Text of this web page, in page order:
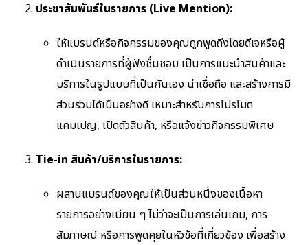
ประชาสัมพันธ์ในรายการ (Live Mention):
ให้แบรนด์หรือกิจกรรมของคุณถูกพูดถึงโดยดีเจหรือผู้
ดำเนินรายการที่ผู้ฟังชื่นชอบ เป็นการแนะนำสินค้าและ
บริการในรูปแบบที่เป็นกันเอง น่าเชื่อถือ และสร้างการมี
ส่วนร่วมได้เป็นอย่างดี เหมาะสำหรับการโปรโมต
แคมเปญ, เปิดตัวสินค้า, หรือแจ้งข่าวกิจกรรมพิเศษ
Tie-in สินค้า/บริการในรายการ:
ผสานแบรนด์ของคุณให้เป็นส่วนหนึ่งของเนื้อหา
รายการอย่างเนียน ๆ ไม่ว่าจะเป็นการเล่นเกม, การ
สัมภาษณ์ หรือการพูดคุยในหัวข้อที่เกี่ยวข้อง เพื่อสร้าง